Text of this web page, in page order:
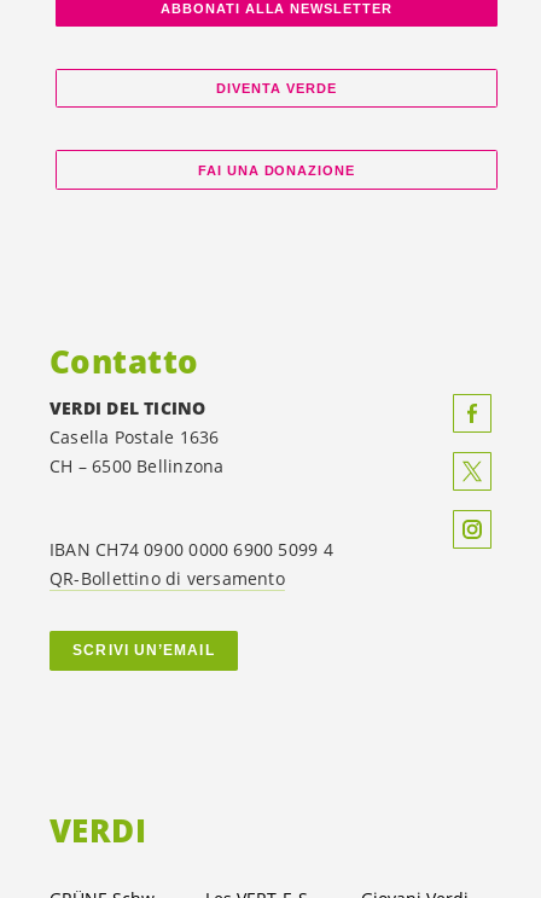
VERDI
ABBONATI ALLA NEWSLETTER
DIVENTA VERDE
FAI UNA DONAZIONE
Contatto
VERDI DEL TICINO
Casella Postale 1636
CH – 6500 Bellinzona
IBAN CH74 0900 0000 6900 5099 4
QR-Bollettino di versamento
SCRIVI UN’EMAIL